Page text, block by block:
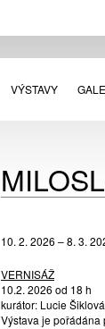
VÝSTAVY
10. 2. 2026 – 8. 3.
VERNISÁŽ
10.2. 2026 od 18 h
kurátor: Lucie Šiklová
Výstava je pořádána